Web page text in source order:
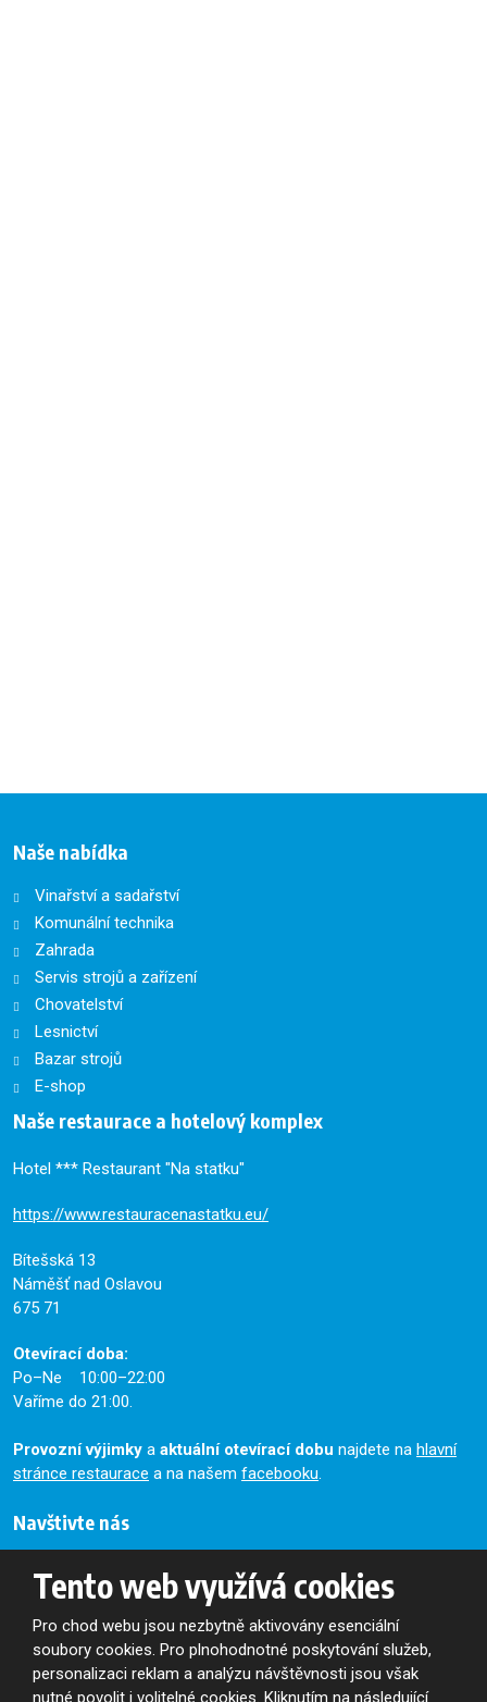
Naše nabídka
Vinařství a sadařství
Komunální technika
Zahrada
Servis strojů a zařízení
Chovatelství
Lesnictví
Bazar strojů
E-shop
Naše restaurace a hotelový komplex
Hotel *** Restaurant "Na statku"
https://www.restauracenastatku.eu/
Bítešská 13
Náměšť nad Oslavou
675 71
Otevírací doba:
Po–Ne 10:00–22:00
Vaříme do 21:00.
Provozní výjimky a aktuální otevírací dobu najdete na hlavní
stránce restaurace a na našem facebooku.
Navštivte nás
OSLAVAN, a.s.
+420
568 623 403
oslavan@oslavan.cz
Bítešská 13
Tento web využívá cookies
Pro chod webu jsou nezbytně aktivovány esenciální
soubory cookies. Pro plnohodnotné poskytování služeb,
personalizaci reklam a analýzu návštěvnosti jsou však
nutné povolit i volitelné cookies. Kliknutím na následující